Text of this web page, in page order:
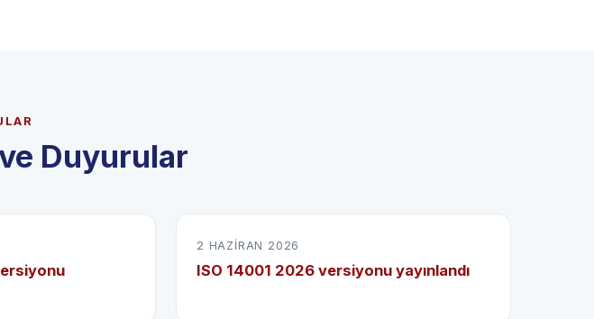
Duyurular
2 HAZIRAN 2026
ISO 14001 2026 versiyonu yayınlandı